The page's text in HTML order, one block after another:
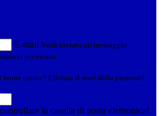
E-mail Verrà inviato un messaggio
necessarie.
utente? Effettua il reset della password
la casella di posta elettronica!